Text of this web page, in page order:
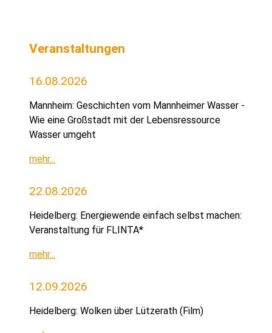
Veranstaltungen
16.08.2026
Mannheim: Geschichten vom Mannheimer Wasser -
Wie eine Großstadt mit der Lebensressource
Wasser umgeht
mehr...
22.08.2026
Heidelberg: Energiewende einfach selbst machen:
Veranstaltung für FLINTA*
mehr...
12.09.2026
Heidelberg: Wolken über Lützerath (Film)